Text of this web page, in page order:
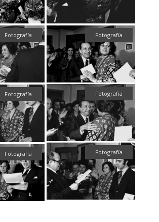
Fotografía Fotografía
Fotografía
Fotografía
Fotografía
Fotografía